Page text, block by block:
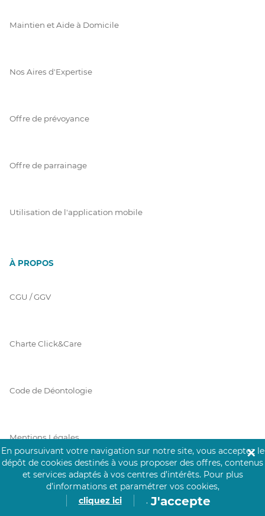
Maintien et Aide à Domicile
Nos Aires d'Expertise
Offre de prévoyance
Offre de parrainage
Utilisation de l'application mobile
À PROPOS
CGU / GGV
Charte Click&Care
Code de Déontologie
Mentions Légales
Prérequis Click&Care
En poursuivant votre navigation sur notre site, vous acceptez le
dépôt de cookies destinés à vous proposer des offres, contenus
et services adaptés à vos centres d’intérêts. Pour plus
d’informations et paramétrer vos cookies,
cliquez ici
. J'accepte
✕